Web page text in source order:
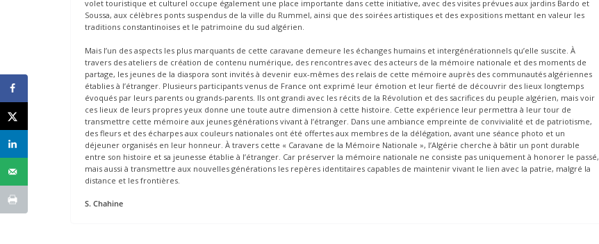
volet touristique et culturel occupe également une place importante dans cette initiative, avec des visites prévues aux jardins Bardo et
Soussa, aux célèbres ponts suspendus de la ville du Rummel, ainsi que des soirées artistiques et des expositions mettant en valeur les
traditions constantinoises et le patrimoine du sud algérien.
Mais l’un des aspects les plus marquants de cette caravane demeure les échanges humains et intergénérationnels qu’elle suscite. À
travers des ateliers de création de contenu numérique, des rencontres avec des acteurs de la mémoire nationale et des moments de
partage, les jeunes de la diaspora sont invités à devenir eux-mêmes des relais de cette mémoire auprès des communautés algériennes
établies à l’étranger. Plusieurs participants venus de France ont exprimé leur émotion et leur fierté de découvrir des lieux longtemps
évoqués par leurs parents ou grands-parents. Ils ont grandi avec les récits de la Révolution et des sacrifices du peuple algérien, mais voir
ces lieux de leurs propres yeux donne une toute autre dimension à cette histoire. Cette expérience leur permettra à leur tour de
transmettre cette mémoire aux jeunes générations vivant à l’étranger. Dans une ambiance empreinte de convivialité et de patriotisme,
des fleurs et des écharpes aux couleurs nationales ont été offertes aux membres de la délégation, avant une séance photo et un
déjeuner organisés en leur honneur. À travers cette « Caravane de la Mémoire Nationale », l’Algérie cherche à bâtir un pont durable
entre son histoire et sa jeunesse établie à l’étranger. Car préserver la mémoire nationale ne consiste pas uniquement à honorer le passé,
mais aussi à transmettre aux nouvelles générations les repères identitaires capables de maintenir vivant le lien avec la patrie, malgré la
distance et les frontières.
S. Chahine